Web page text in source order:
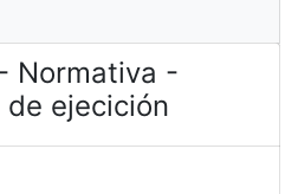
Normativa -
ejecición